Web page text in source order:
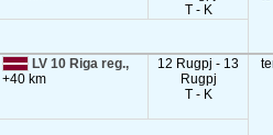
T - K
LV 10 Riga reg.,
+40 km
12 Rugpj - 13
Rugpj
T - K